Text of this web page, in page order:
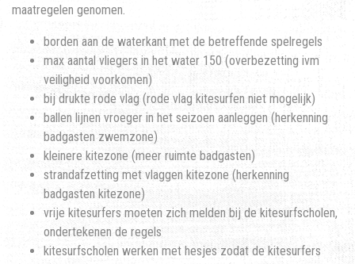
maatregelen genomen.
borden aan de waterkant met de betreffende spelregels
max aantal vliegers in het water 150 (overbezetting ivm
veiligheid voorkomen)
bij drukte rode vlag (rode vlag kitesurfen niet mogelijk)
ballen lijnen vroeger in het seizoen aanleggen (herkenning
badgasten zwemzone)
kleinere kitezone (meer ruimte badgasten)
strandafzetting met vlaggen kitezone (herkenning
badgasten kitezone)
vrije kitesurfers moeten zich melden bij de kitesurfscholen,
ondertekenen de regels
kitesurfscholen werken met hesjes zodat de kitesurfers